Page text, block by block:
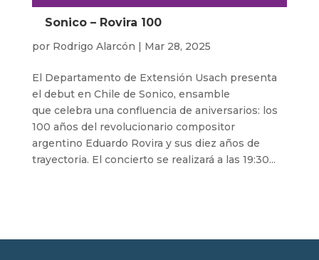
Sonico – Rovira 100
por Rodrigo Alarcón | Mar 28, 2025
El Departamento de Extensión Usach presenta
el debut en Chile de Sonico, ensamble
que celebra una confluencia de aniversarios: los
100 años del revolucionario compositor
argentino Eduardo Rovira y sus diez años de
trayectoria. El concierto se realizará a las 19:30...